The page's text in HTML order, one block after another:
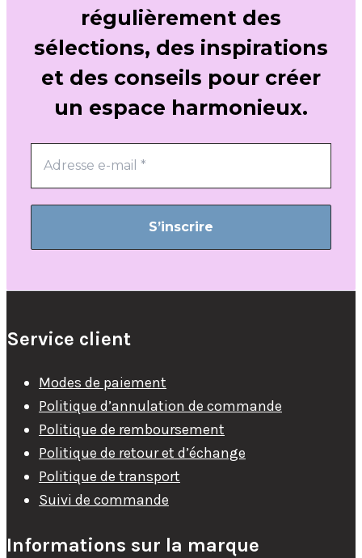
régulièrement des
sélections, des inspirations
et des conseils pour créer
un espace harmonieux.
Service client
Modes de paiement
Politique d’annulation de commande
Politique de remboursement
Politique de retour et d’échange
Politique de transport
Suivi de commande
Informations sur la marque